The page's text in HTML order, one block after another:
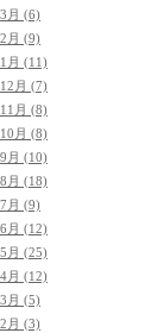
月 (6)
月 (9)
月 (11)
月 (7)
月 (8)
月 (8)
月 (10)
月 (18)
月 (9)
月 (12)
月 (25)
月 (12)
月 (5)
月 (3)